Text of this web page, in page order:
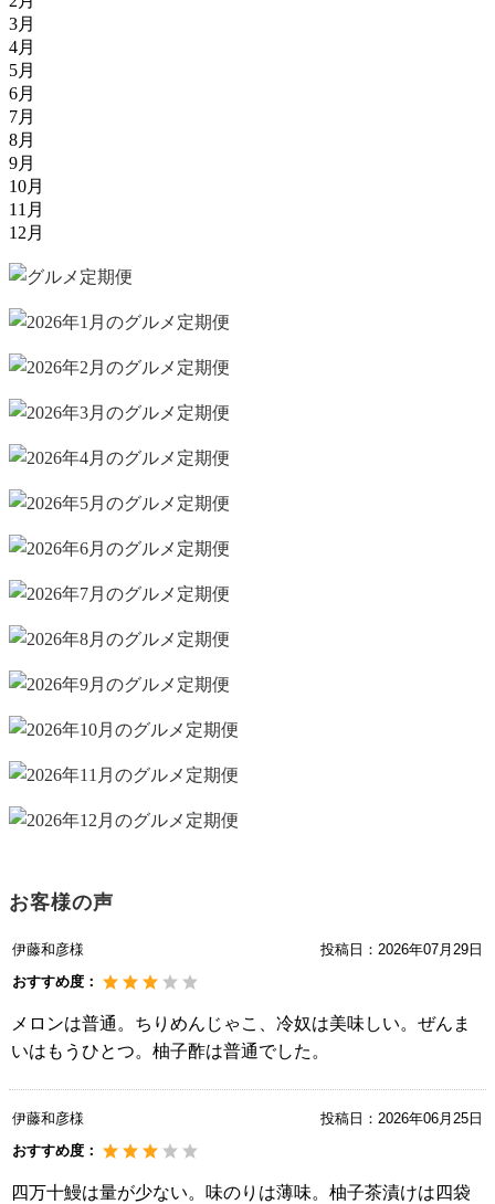
3月
4月
5月
6月
7月
8月
9月
10月
11月
12月
お客様の声
伊藤和彦様 投稿日： 2026年07月29日
おすすめ度：
メロンは普通。ちりめんじゃこ、冷奴は美味しい。ぜんま
いはもうひとつ。柚子酢は普通でした。
伊藤和彦様 投稿日： 2026年06月25日
おすすめ度：
四万十鰻は量が少ない。味のりは薄味。柚子茶漬けは四袋